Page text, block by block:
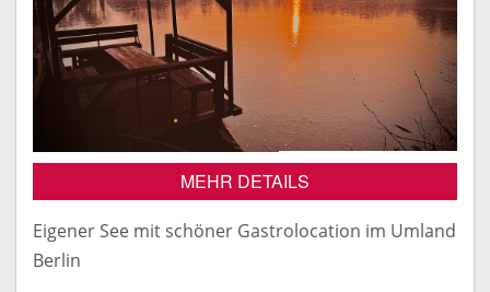
MEHR DETAILS
Eigener See mit schöner Gastrolocation im Umland
Berlin